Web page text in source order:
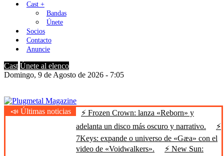
Cast +
Bandas
Únete
Socios
Contacto
Anuncie
Cast Únete al elenco
Domingo, 9 de Agosto de 2026 - 7:05
Plugmetal Magazine
Heavy Metal is Life
📣 Últimas noticias
⚡ Frozen Crown: lanza «Reborn» y
adelanta un disco más oscuro y narrativo.
⚡
7Keys: expande o universo de «Gæa» con el
video de «Voidwalkers».
⚡ New Sun: